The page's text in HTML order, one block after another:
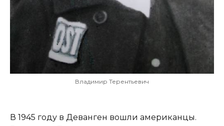
Владимир Терентьевич
В 1945 году в Деванген вошли американцы.